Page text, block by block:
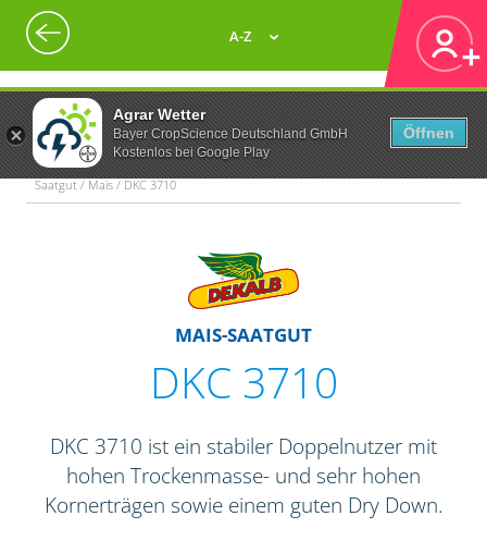
Agrar Wetter
Bayer CropScience Deutschland GmbH
Kostenlos bei Google Play
Öffnen
A-Z
Saatgut / Mais / DKC 3710
MAIS-SAATGUT
DKC 3710
DKC 3710 ist ein stabiler Doppelnutzer mit
hohen Trockenmasse- und sehr hohen
Kornerträgen sowie einem guten Dry Down.